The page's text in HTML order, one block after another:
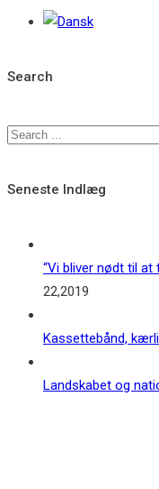
Search
Seneste Indlæg
“Vi bliver nødt til at
22,2019
Kassettebånd,
Landskabet og